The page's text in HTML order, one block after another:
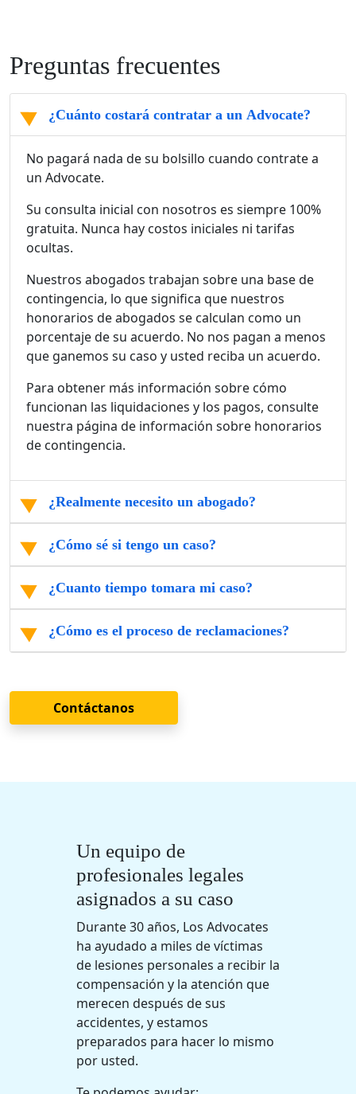
Preguntas frecuentes
¿Cuánto costará contratar a un Advocate?
No pagará nada de su bolsillo cuando contrate a
un Advocate.
Su consulta inicial con nosotros es siempre 100%
gratuita. Nunca hay costos iniciales ni tarifas
ocultas.
Nuestros abogados trabajan sobre una base de
contingencia, lo que significa que nuestros
honorarios de abogados se calculan como un
porcentaje de su acuerdo. No nos pagan a menos
que ganemos su caso y usted reciba un acuerdo.
Para obtener más información sobre cómo
funcionan las liquidaciones y los pagos, consulte
nuestra página de información sobre honorarios
de contingencia.
¿Realmente necesito un abogado?
¿Cómo sé si tengo un caso?
¿Cuanto tiempo tomara mi caso?
¿Cómo es el proceso de reclamaciones?
Contáctanos
Un equipo de
profesionales legales
asignados a su caso
Durante 30 años, Los Advocates
ha ayudado a miles de víctimas
de lesiones personales a recibir la
compensación y la atención que
merecen después de sus
accidentes, y estamos
preparados para hacer lo mismo
por usted.